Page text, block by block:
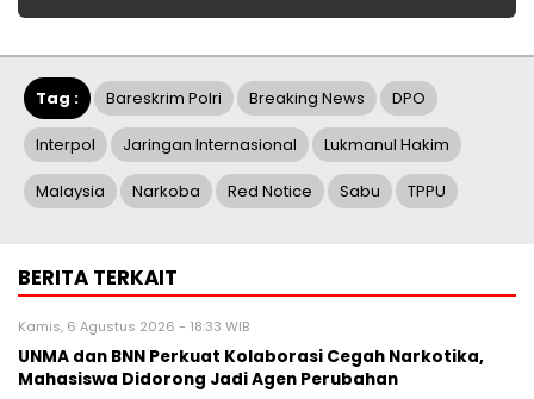
Tag : Bareskrim Polri Breaking News DPO
Interpol Jaringan Internasional Lukmanul Hakim
Malaysia Narkoba Red Notice Sabu TPPU
BERITA TERKAIT
Kamis, 6 Agustus 2026 - 18:33 WIB
UNMA dan BNN Perkuat Kolaborasi Cegah Narkotika,
Mahasiswa Didorong Jadi Agen Perubahan